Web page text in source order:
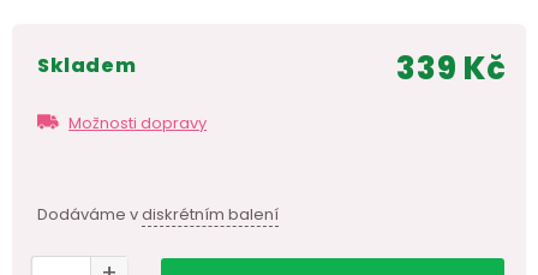
skladem
Možnosti dopravy
Dodáváme vdiskrétním balení
339 Kč